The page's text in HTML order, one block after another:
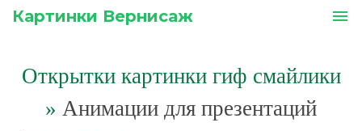
Картинки Вернисаж menu
Открытки картинки гиф смайлики
» Анимации для презентаций